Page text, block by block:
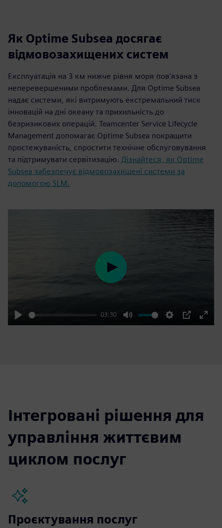
Як Optime Subsea досягає
відмовозахищених систем
Експлуатація на 3 км нижче рівня моря пов'язана з
неперевершеними проблемами. Для Optime Subsea
надає системи, які витримують екстремальний тиск
інновацій на дні океану та прихильність до
безризикових операцій. Teamcenter Service Lifecycle
Management допомагає Optime Subsea покращити
простежуваність, спростити технічне обслуговування
та підтримувати сервітизацію. Дізнайтеся, як Optime
Subsea забезпечує відмовозахищені системи за
допомогою SLM.
Play
03:30
Mute Settings
PIP
Enter
Play
Інтегровані рішення для
управління життєвим
циклом послуг
Проєктування послуг